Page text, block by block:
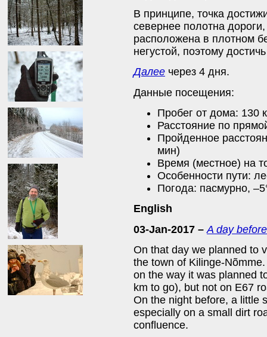
В принципе, точка
севернее полотна
расположена в плотном
негустой, поэтому
Далее через 4 дня.
Данные посещения:
Пробег от дома: 130
Расстояние по
Пройденное
мин)
Время (местное) на
Особенности пути:
Погода: пасмурно,
English
03-Jan-2017 – A day before
On that day we planned to
the town of Kilinge-
on the way it was planned
km to go), but not on E67
On the night before, a little
especially on a small dirt
confluence.